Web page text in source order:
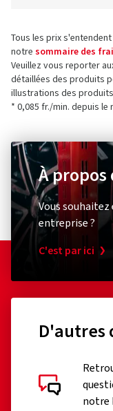
Tous les prix
notre sommaire des
Veuillez vous reporter
détaillées des produits
illustrations des
* 0,085 fr./min. depuis le
À propos
Vous
entreprise ?
C'est par ici
D'autres
notre